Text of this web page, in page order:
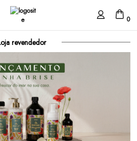
0
revendedor